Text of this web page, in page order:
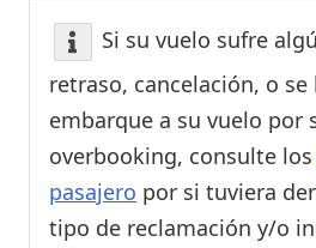
Si su vuelo sufre
retraso, cancelación, o se
embarque a su vuelo por
overbooking, consulte los
pasajero por si tuviera
tipo de reclamación y/o